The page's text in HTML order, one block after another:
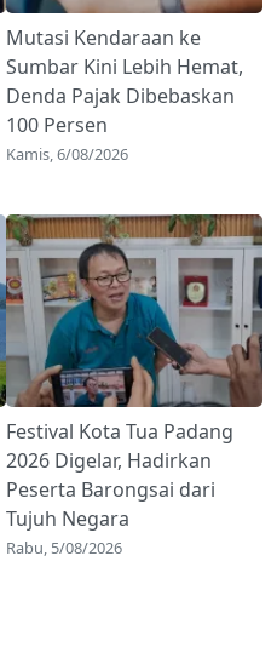
Mutasi Kendaraan ke
Sumbar Kini Lebih Hemat,
Denda Pajak Dibebaskan
100 Persen
Kamis, 6/08/2026
Festival Kota Tua Padang
2026 Digelar, Hadirkan
Peserta Barongsai dari
Tujuh Negara
Rabu, 5/08/2026